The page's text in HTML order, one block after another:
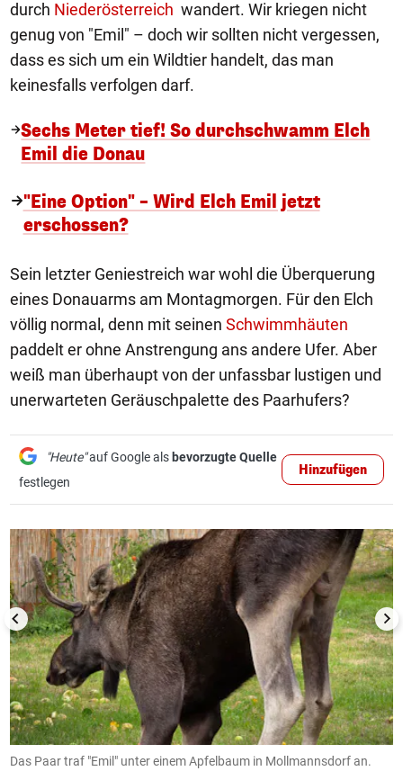
durch Niederösterreich wandert. Wir kriegen nicht
genug von "Emil" – doch wir sollten nicht vergessen,
dass es sich um ein Wildtier handelt, das man
keinesfalls verfolgen darf.
Sechs Meter tief! So durchschwamm Elch
Emil die Donau
"Eine Option" – Wird Elch Emil jetzt
erschossen?
Sein letzter Geniestreich war wohl die Überquerung
eines Donauarms am Montagmorgen. Für den Elch
völlig normal, denn mit seinen Schwimmhäuten
paddelt er ohne Anstrengung ans andere Ufer. Aber
weiß man überhaupt von der unfassbar lustigen und
unerwarteten Geräuschpalette des Paarhufers?
"Heute"auf Google als bevorzugte Quelle
festlegen
Hinzufügen
1/5
Das Paar traf "Emil" unter einem Apfelbaum in Mollmannsdorf an.